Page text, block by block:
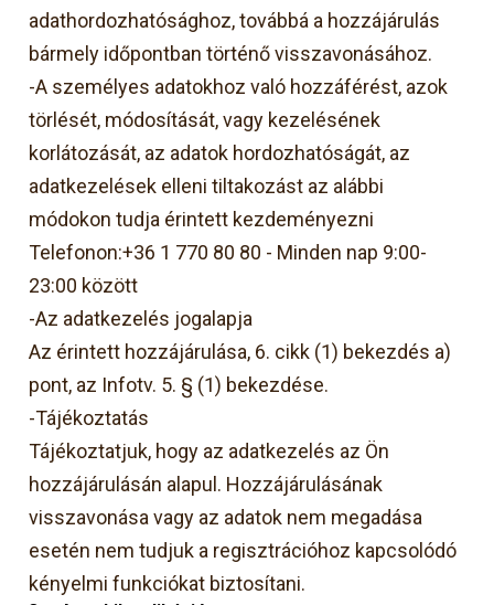
adathordozhatósághoz, továbbá a hozzájárulás
bármely időpontban történő visszavonásához.
-A személyes adatokhoz való hozzáférést, azok
törlését, módosítását, vagy kezelésének
korlátozását, az adatok hordozhatóságát, az
adatkezelések elleni tiltakozást az alábbi
módokon tudja érintett kezdeményezni
Telefonon:+36 1 770 80 80 - Minden nap 9:00-
23:00 között
-Az adatkezelés jogalapja
Az érintett hozzájárulása, 6. cikk (1) bekezdés a)
pont, az Infotv. 5. § (1) bekezdése.
-Tájékoztatás
Tájékoztatjuk, hogy az adatkezelés az Ön
hozzájárulásán alapul. Hozzájárulásának
visszavonása vagy az adatok nem megadása
esetén nem tudjuk a regisztrációhoz kapcsolódó
kényelmi funkciókat biztosítani.